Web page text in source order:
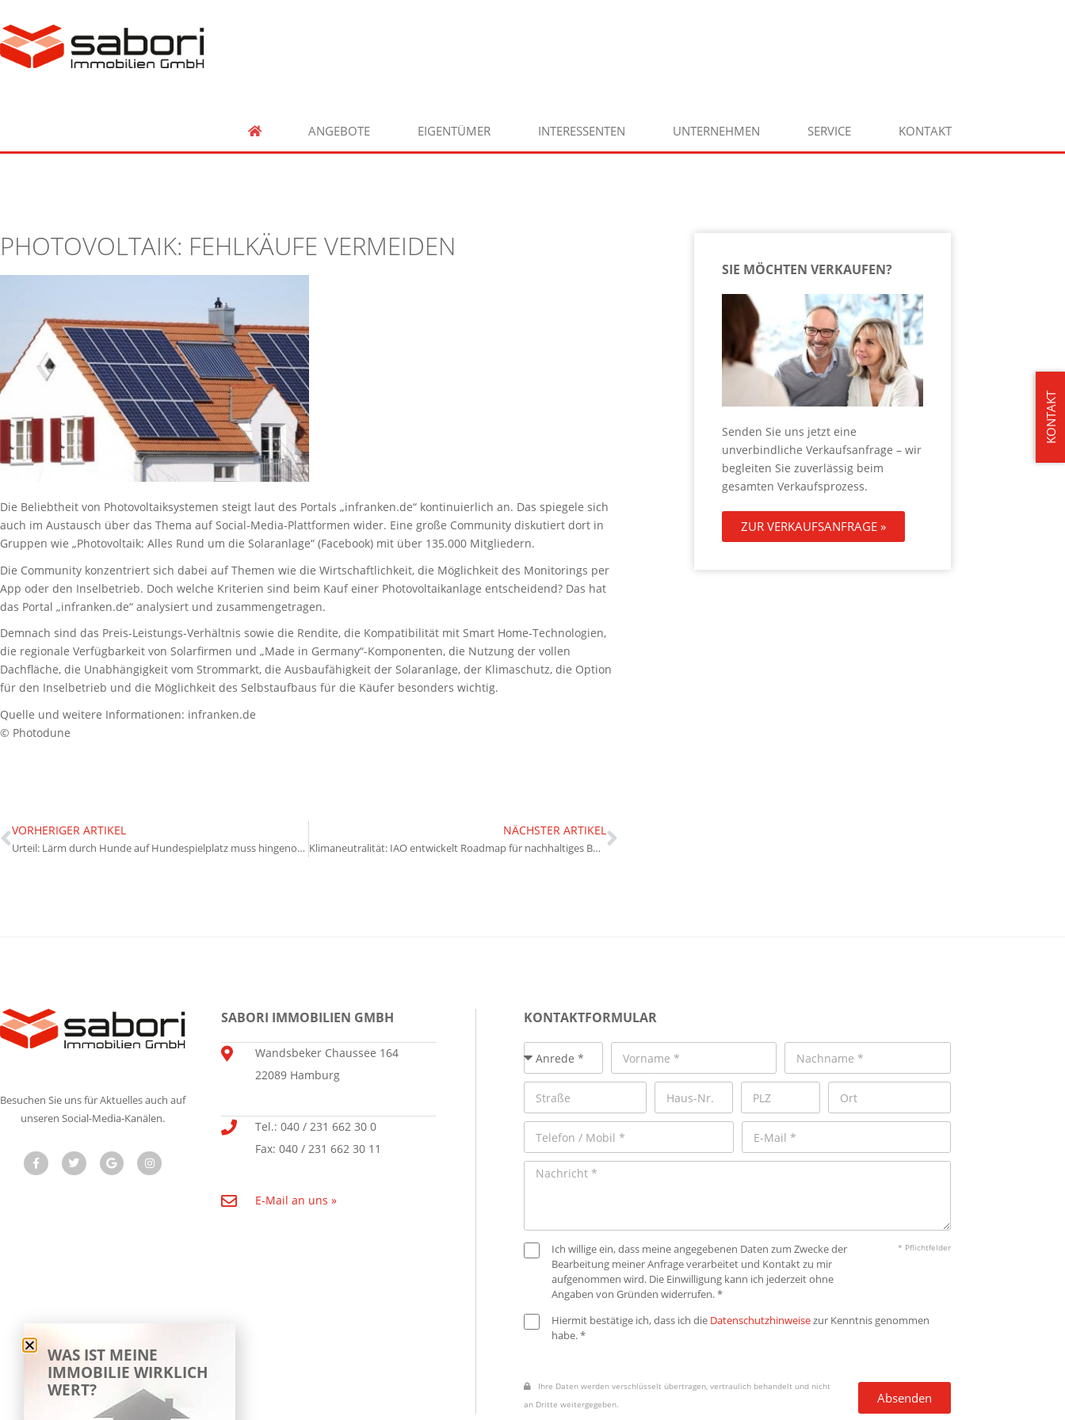
KONTAKT
ANGEBOTE EIGENTÜMER INTERESSENTEN UNTERNEHMEN SERVICE KONTAKT
PHOTOVOLTAIK: FEHLKÄUFE VERMEIDEN
Die Beliebtheit von Photovoltaiksystemen steigt laut des Portals „infranken.de“ kontinuierlich an. Das spiegele sich
auch im Austausch über das Thema auf Social-Media-Plattformen wider. Eine große Community diskutiert dort in
Gruppen wie „Photovoltaik: Alles Rund um die Solaranlage“ (Facebook) mit über 135.000 Mitgliedern.
Die Community konzentriert sich dabei auf Themen wie die Wirtschaftlichkeit, die Möglichkeit des Monitorings per
App oder den Inselbetrieb. Doch welche Kriterien sind beim Kauf einer Photovoltaikanlage entscheidend? Das hat
das Portal „infranken.de“ analysiert und zusammengetragen.
Demnach sind das Preis-Leistungs-Verhältnis sowie die Rendite, die Kompatibilität mit Smart Home-Technologien,
die regionale Verfügbarkeit von Solarfirmen und „Made in Germany“-Komponenten, die Nutzung der vollen
Dachfläche, die Unabhängigkeit vom Strommarkt, die Ausbaufähigkeit der Solaranlage, der Klimaschutz, die Option
für den Inselbetrieb und die Möglichkeit des Selbstaufbaus für die Käufer besonders wichtig.
Quelle und weitere Informationen: infranken.de
© Photodune
VORHERIGER ARTIKEL
Urteil: Lärm durch Hunde auf Hundespielplatz muss hingenommen werden
NÄCHSTER ARTIKEL
Klimaneutralität: IAO entwickelt Roadmap für nachhaltiges Bauen
SIE MÖCHTEN VERKAUFEN?
Senden Sie uns jetzt eine
unverbindliche Verkaufsanfrage – wir
begleiten Sie zuverlässig beim
gesamten Verkaufsprozess.
ZUR VERKAUFSANFRAGE »
Besuchen Sie uns für Aktuelles auch auf
unseren Social-Media-Kanälen.
SABORI IMMOBILIEN GMBH
Wandsbeker Chaussee 164
22089 Hamburg
Tel.: 040 / 231 662 30 0
Fax: 040 / 231 662 30 11
E-Mail an uns »
KONTAKTFORMULAR
Ich willige ein, dass meine angegebenen Daten zum Zwecke der
Bearbeitung meiner Anfrage verarbeitet und Kontakt zu mir
aufgenommen wird. Die Einwilligung kann ich jederzeit ohne
Angaben von Gründen widerrufen. *
* Pflichtfelder
Hiermit bestätige ich, dass ich die Datenschutzhinweisezur Kenntnis genommen
habe. *
Ihre Daten werden verschlüsselt übertragen, vertraulich behandelt und nicht
an Dritte weitergegeben.
Absenden
WAS IST MEINE
IMMOBILIE WIRKLICH
WERT?